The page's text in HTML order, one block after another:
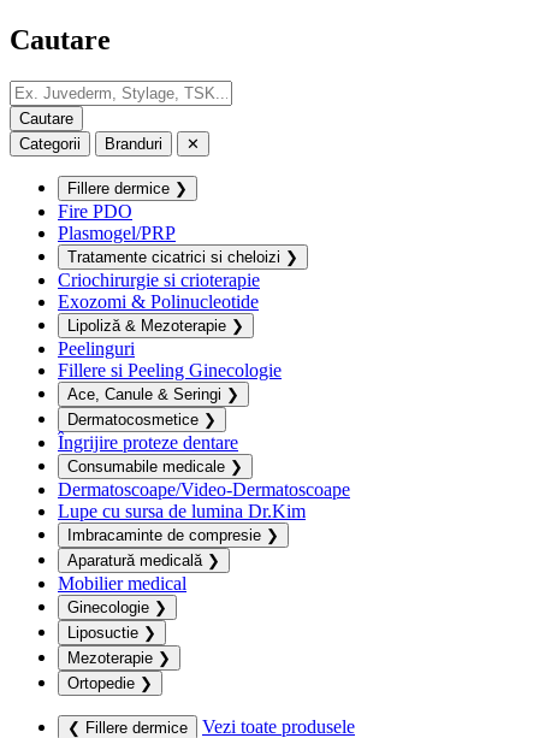
Cautare
Categorii Branduri ✕
Fillere dermice ❯
Fire PDO
Plasmogel/PRP
Tratamente cicatrici si cheloizi ❯
Criochirurgie si crioterapie
Exozomi & Polinucleotide
Lipoliză & Mezoterapie ❯
Peelinguri
Fillere si Peeling Ginecologie
Ace, Canule & Seringi ❯
Dermatocosmetice ❯
Îngrijire proteze dentare
Consumabile medicale ❯
Dermatoscoape/Video-Dermatoscoape
Lupe cu sursa de lumina Dr.Kim
Imbracaminte de compresie ❯
Aparatură medicală ❯
Mobilier medical
Ginecologie ❯
Liposuctie ❯
Mezoterapie ❯
Ortopedie ❯
❮ Fillere dermice
Vezi toate produsele